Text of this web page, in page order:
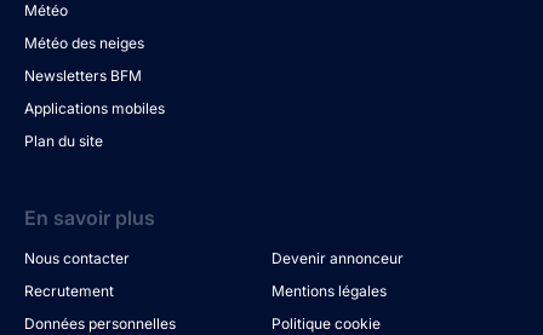
Météo
Météo des neiges
Newsletters BFM
Applications mobiles
Plan du site
En savoir plus
Nous contacter
Devenir annonceur
Recrutement
Mentions légales
Données personnelles
Politique cookie